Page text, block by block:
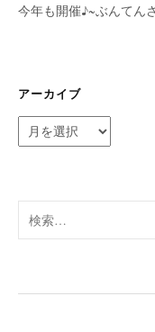
今年も開催♪~ぶんてん
アーカイブ
ー
ブ
索: